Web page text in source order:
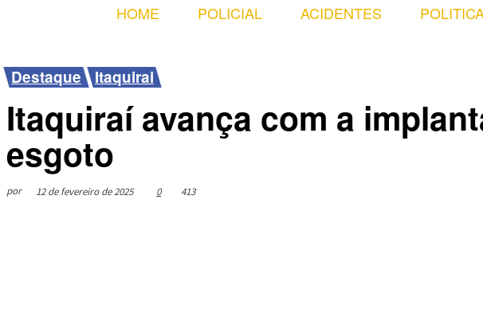
HOME POLICIAL ACIDENTES
Destaque Itaquirai
Itaquiraí avança com a
esgoto
por 12 de fevereiro de 2025 0 413